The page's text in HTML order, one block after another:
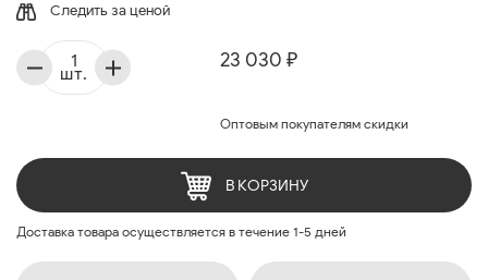
Следить за ценой
23 030 ₽
Оптовым покупателям скидки
шт.
В КОРЗИНУ
Доставка товара осуществляется в течение 1-5 дней